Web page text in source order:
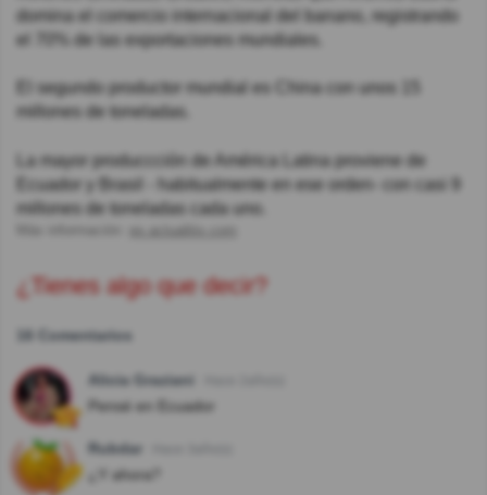
domina el comercio internacional del banano, registrando
el 70% de las exportaciones mundiales.
El segundo productor mundial es China con unos 15
millones de toneladas.
La mayor produccción de América Latina proviene de
Ecuador y Brasil - habitualmente en ese orden- con casi 9
millones de toneladas cada uno.
es.actualitix.com
¿Tienes algo que decir?
16 Comentarios
Alicia Graziani
Pensé en Ecuador
Rubdar
¿Y ahora?